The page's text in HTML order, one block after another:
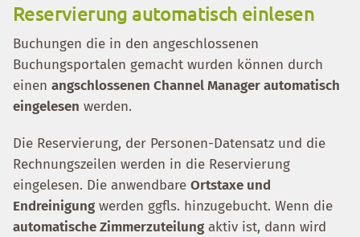
Reservierung automatisch einlesen
Buchungen die in den angeschlossenen
Buchungsportalen gemacht wurden können durch
einen angschlossenen Channel Manager automatisch
eingelesen werden.
Die Reservierung, der Personen-Datensatz und die
Rechnungszeilen werden in die Reservierung
eingelesen. Die anwendbare Ortstaxe und
Endreinigung werden ggfls. hinzugebucht. Wenn die
automatische Zimmerzuteilung aktiv ist, dann wird